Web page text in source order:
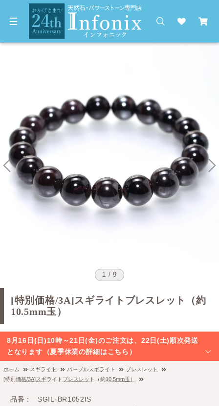
1 / 9
[特別価格/3A]スギライトブレスレット（約
10.5mm玉）
8月16日(日)10時～21日(金)のご注文は、22日(土)順次発送
となります（夏季休業の詳細はこちら）
ホーム スギライト パープルスギライト
ブレスレット
[特別価格/3A]スギライトブレスレット（約10.5mm玉）
品番
SGIL-BR1052IS